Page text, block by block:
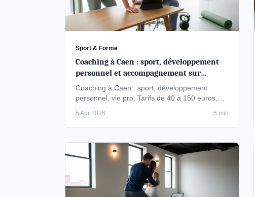
Sport & Forme
Coaching à Caen : sport, développement
personnel et accompagnement sur
mesure
Coaching à Caen : sport, développement
personnel, vie pro. Tarifs de 40 à 150 euros,
5 Apr 2026 6 min